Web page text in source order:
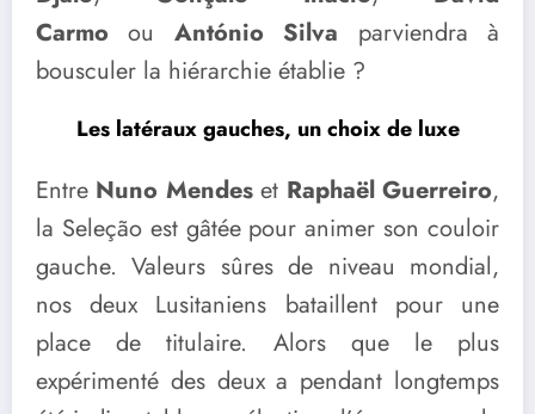
Carmo ou António Silva parviendra à
bousculer la hiérarchie établie ?
Les latéraux gauches, un choix de luxe
Entre Nuno Mendeset Raphaël Guerreiro,
la Seleção est gâtée pour animer son couloir
gauche. Valeurs sûres de niveau mondial,
nos deux Lusitaniens bataillent pour une
place de titulaire. Alors que le plus
expérimenté des deux a pendant longtemps